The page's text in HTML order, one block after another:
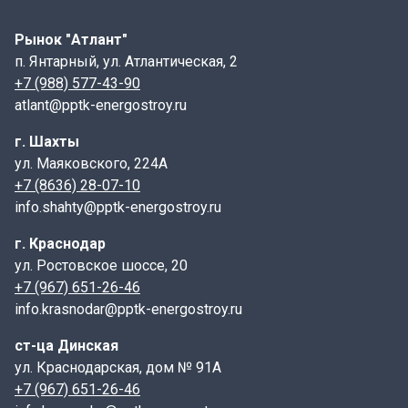
Обратим внимание на то, что именно этот выпуск
серии регулирует размеры и характеристики
перемычек для данного типа стен. Армирование
перемычки осуществляется с помощью плоских
арматуры. Эти каркасы, заложенные в нижней части
изделия, повышают его прочность и несущую
способность. Масса одной такой перемычки
13составляет 835 кг. Для удобства подъема и
перемычки могут изготавливаться со специальными
строповочными отверстиями, предназначенными для
работы с подъемными механизмами и захватными
устройствами. Особо прочные перемычки, усиленные
за счет увеличенных выпусков арматуры и
дополнительных закладных деталей, предназначены
для использования в районах с высокой
сейсмической активностью – 7 баллов и выше. Это
Рынок "Атлант"
п. Янтарный, ул. Атлантическая, 2
+7 (988) 577-43-90
atlant@pptk-energostroy.ru
г. Шахты
ул. Маяковского, 224А
+7 (8636) 28-07-10
info.shahty@pptk-energostroy.ru
г. Краснодар
ул. Ростовское шоссе, 20
+7 (967) 651-26-46
info.krasnodar@pptk-energostroy.ru
ст-ца Динская
ул. Краснодарская, дом № 91А
+7 (967) 651-26-46